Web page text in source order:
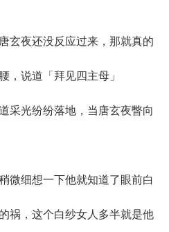
夜还没反应过来，那就真的
，说道「拜见四主母」
光纷纷落地，当唐玄夜瞥向
细想一下他就知道了眼前白
祸，这个白纱女人多半就是他